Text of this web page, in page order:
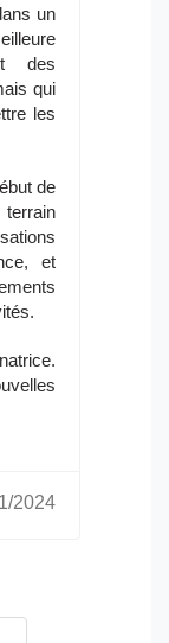
un
des
qui
les
de
terrain
et
2024